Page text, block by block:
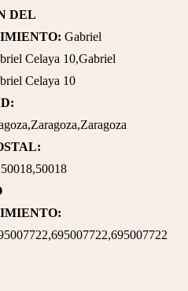
DEL
Gabriel
Celaya 10,Gabriel
Celaya 10